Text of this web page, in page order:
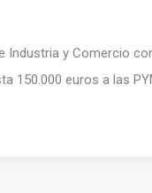
Industria y Comercio
150.000 euros a las